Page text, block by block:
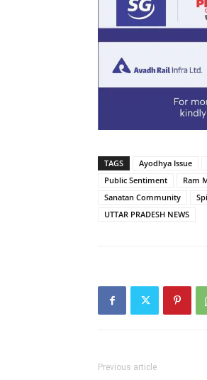
TAGS Ayodhya Issue
Public Sentiment
Ram
Sanatan Community
UTTAR PRADESH NEWS
Previous article